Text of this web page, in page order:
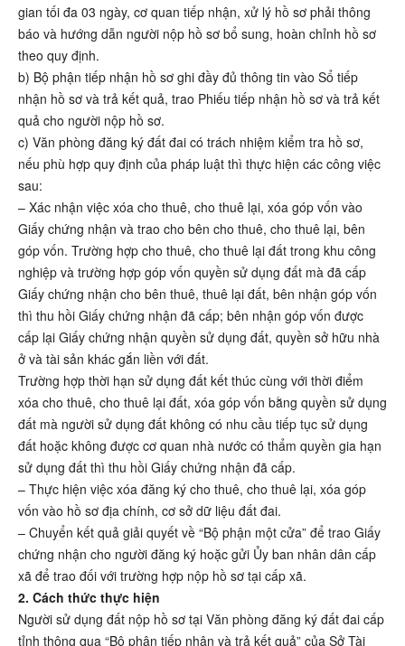
gian tối đa 03 ngày, cơ quan tiếp nhận, xử lý hồ sơ phải thông
báo và hướng dẫn người nộp hồ sơ bổ sung, hoàn chỉnh hồ sơ
theo quy định.
b) Bộ phận tiếp nhận hồ sơ ghi đầy đủ thông tin vào Sổ tiếp
nhận hồ sơ và trả kết quả, trao Phiếu tiếp nhận hồ sơ và trả kết
quả cho người nộp hồ sơ.
c) Văn phòng đăng ký đất đai có trách nhiệm kiểm tra hồ sơ,
nếu phù hợp quy định của pháp luật thì thực hiện các công việc
sau:
– Xác nhận việc xóa cho thuê, cho thuê lại, xóa góp vốn vào
Giấy chứng nhận và trao cho bên cho thuê, cho thuê lại, bên
góp vốn. Trường hợp cho thuê, cho thuê lại đất trong khu công
nghiệp và trường hợp góp vốn quyền sử dụng đất mà đã cấp
Giấy chứng nhận cho bên thuê, thuê lại đất, bên nhận góp vốn
thì thu hồi Giấy chứng nhận đã cấp; bên nhận góp vốn được
cấp lại Giấy chứng nhận quyền sử dụng đất, quyền sở hữu nhà
ở và tài sản khác gắn liền với đất.
Trường hợp thời hạn sử dụng đất kết thúc cùng với thời điểm
xóa cho thuê, cho thuê lại đất, xóa góp vốn bằng quyền sử dụng
đất mà người sử dụng đất không có nhu cầu tiếp tục sử dụng
đất hoặc không được cơ quan nhà nước có thẩm quyền gia hạn
sử dụng đất thì thu hồi Giấy chứng nhận đã cấp.
– Thực hiện việc xóa đăng ký cho thuê, cho thuê lại, xóa góp
vốn vào hồ sơ địa chính, cơ sở dữ liệu đất đai.
– Chuyển kết quả giải quyết về “Bộ phận một cửa” để trao Giấy
chứng nhận cho người đăng ký hoặc gửi Ủy ban nhân dân cấp
xã để trao đối với trường hợp nộp hồ sơ tại cấp xã.
2. Cách thức thực hiện
Người sử dụng đất nộp hồ sơ tại Văn phòng đăng ký đất đai cấp
tỉnh thông qua “Bộ phận tiếp nhận và trả kết quả” của Sở Tài